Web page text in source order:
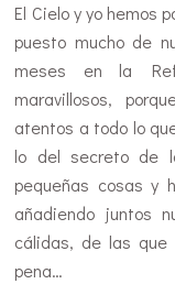
El Cielo y yo hemos
puesto mucho de
meses en la
maravillosos,
atentos a todo lo
lo del secreto de
pequeñas cosas y
añadiendo juntos
cálidas, de las
pena…